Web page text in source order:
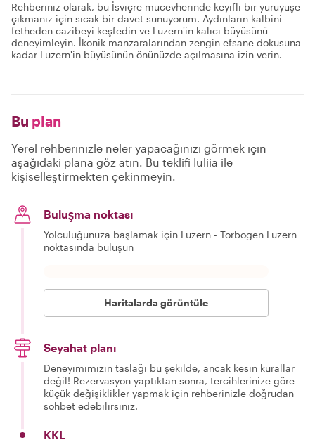
Rehberiniz olarak, bu İsviçre mücevherinde keyifli bir yürüyüşe
çıkmanız için sıcak bir davet sunuyorum. Aydınların kalbini
fetheden cazibeyi keşfedin ve Luzern'in kalıcı büyüsünü
deneyimleyin. İkonik manzaralarından zengin efsane dokusuna
kadar Luzern'in büyüsünün önünüzde açılmasına izin verin.
Bu plan
Yerel rehberinizle neler yapacağınızı görmek için
aşağıdaki plana göz atın. Bu teklifi Iuliia ile
kişiselleştirmekten çekinmeyin.
Buluşma noktası
Yolculuğunuza başlamak için Luzern - Torbogen Luzern
noktasında buluşun
Haritalarda görüntüle
Seyahat planı
Deneyimimizin taslağı bu şekilde, ancak kesin kurallar
değil! Rezervasyon yaptıktan sonra, tercihlerinize göre
küçük değişiklikler yapmak için rehberinizle doğrudan
sohbet edebilirsiniz.
KKL